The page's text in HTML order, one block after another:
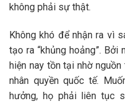
không phải sự thật.
Không khó để nhận ra vì
tạo ra “khủng hoảng”.
hiện nay tồn tại nhờ
nhân quyền quốc tế.
hưởng, họ phải liên tục